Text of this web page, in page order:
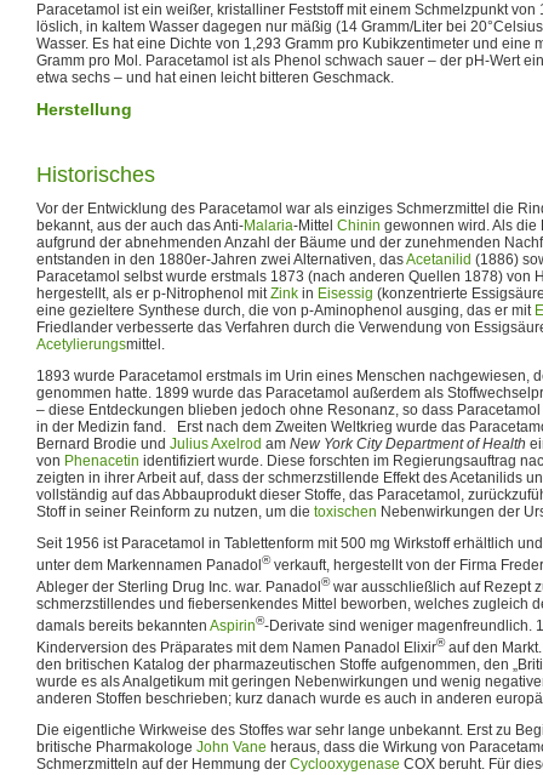
Paracetamol ist ein weißer, kristalliner Feststoff mit einem Schmelzpunkt von
löslich, in kaltem Wasser dagegen nur mäßig (14 Gramm/Liter bei
Wasser. Es hat eine Dichte von 1,293 Gramm pro Kubikzentimeter und eine
Gramm pro Mol. Paracetamol ist als Phenol schwach sauer – der pH-Wert
etwa sechs – und hat einen leicht bitteren Geschmack.
Herstellung
Historisches
Vor der Entwicklung des Paracetamol war als einziges Schmerzmittel die
bekannt, aus der auch das Anti-Malaria-Mittel Chinin gewonnen wird. Als
aufgrund der abnehmenden Anzahl der Bäume und der zunehmenden
entstanden in den 1880er-Jahren zwei Alternativen, dasAcetanilid (1886)
Paracetamol selbst wurde erstmals 1873 (nach anderen Quellen 1878) von
hergestellt, als er p-Nitrophenol mitZink in Eisessig (konzentrierte
eine gezieltere Synthese durch, die von p-Aminophenol ausging, das er mit
Friedlander verbesserte das Verfahren durch die Verwendung von
Acetylierungsmittel.
1893 wurde Paracetamol erstmals im Urin eines Menschen nachgewiesen,
genommen hatte. 1899 wurde das Paracetamol außerdem als
– diese Entdeckungen blieben jedoch ohne Resonanz, so dass
in der Medizin fand. Erst nach dem Zweiten Weltkrieg wurde das
Bernard Brodie und Julius Axelrod am New York City Department of Health
von Phenacetin identifiziert wurde. Diese forschten im Regierungsauftrag
zeigten in ihrer Arbeit auf, dass der schmerzstillende Effekt des Acetanilids
vollständig auf das Abbauprodukt dieser Stoffe, das Paracetamol,
Stoff in seiner Reinform zu nutzen, um die toxischen Nebenwirkungen der
Seit 1956 ist Paracetamol in Tablettenform mit 500 mg Wirkstoff erhältlich
unter dem Markennamen Panadol ®verkauft, hergestellt von der Firma
Ableger der Sterling Drug Inc. war. Panadol ®war ausschließlich auf Rezept
schmerzstillendes und fiebersenkendes Mittel beworben, welches zugleich
damals bereits bekannten Aspirin®-Derivate sind weniger magenfreundlich.
Kinderversion des Präparates mit dem Namen Panadol Elixir®auf den
den britischen Katalog der pharmazeutischen Stoffe aufgenommen, den „
wurde es als Analgetikum mit geringen Nebenwirkungen und wenig
anderen Stoffen beschrieben; kurz danach wurde es auch in anderen
Die eigentliche Wirkweise des Stoffes war sehr lange unbekannt. Erst zu
britische Pharmakologe John Vane heraus, dass die Wirkung von
Schmerzmitteln auf der Hemmung der Cyclooxygenase COX beruht. Für